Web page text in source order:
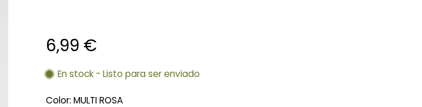
6,99 €
En stock - Listo para ser enviado
Color: MULTI ROSA